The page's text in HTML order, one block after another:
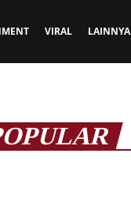
VIRAL LAINNYA